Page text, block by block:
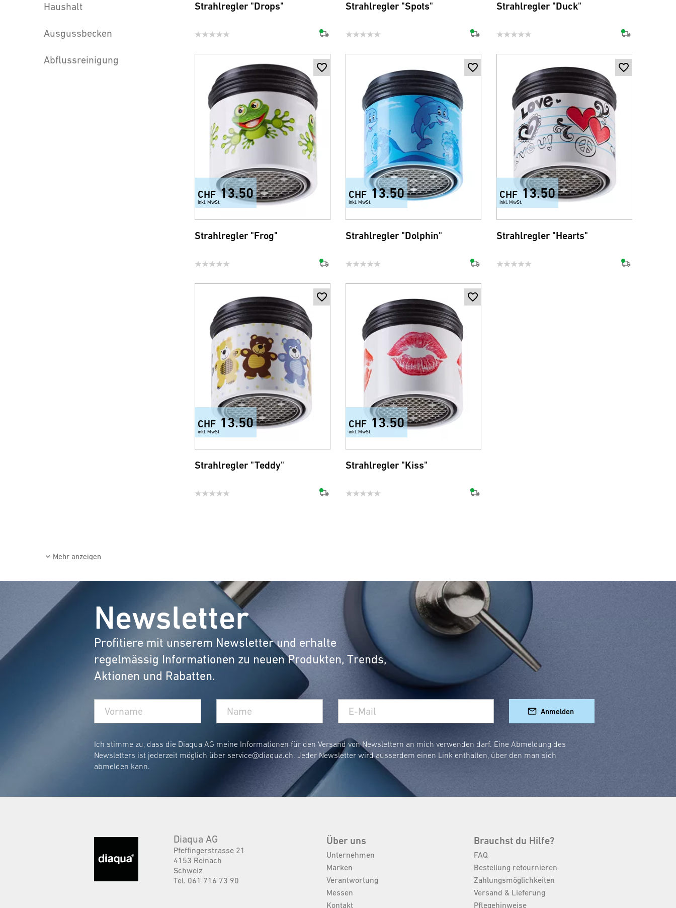
Haushalt
Ausgussbecken
Abflussreinigung
Strahlregler "Drops" Strahlregler "Spots" Strahlregler "Duck"
CHF 13.50
inkl. MwSt.
Strahlregler "Frog"
CHF 13.50
inkl. MwSt.
Strahlregler "Dolphin"
CHF 13.50
inkl. MwSt.
Strahlregler "Hearts"
CHF 13.50
inkl. MwSt.
Strahlregler "Teddy"
CHF 13.50
inkl. MwSt.
Strahlregler "Kiss"
Mehr anzeigen
Newsletter
Profitiere mit unserem Newsletter und erhalte
regelmässig Informationen zu neuen Produkten, Trends,
Aktionen und Rabatten.
Anmelden
Ich stimme zu, dass die Diaqua AG meine Informationen für den Versand von Newslettern an mich verwenden darf. Eine Abmeldung des
Newsletters ist jederzeit möglich über service@diaqua.ch. Jeder Newsletter wird ausserdem einen Link enthalten, über den man sich
abmelden kann.
Diaqua AG
Pfeffingerstrasse 21
4153 Reinach
Schweiz
Tel. 061 716 73 90
Über uns
Unternehmen
Marken
Verantwortung
Messen
Kontakt
Brauchst du Hilfe?
FAQ
Bestellung retournieren
Zahlungsmöglichkeiten
Versand & Lieferung
Pflegehinweise